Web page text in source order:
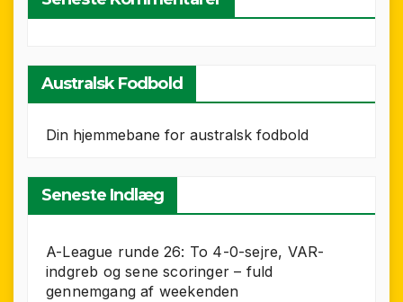
Australsk Fodbold
Din hjemmebane for australsk fodbold
Seneste Indlæg
A-League runde 26: To 4-0-sejre, VAR-
indgreb og sene scoringer – fuld
gennemgang af weekenden